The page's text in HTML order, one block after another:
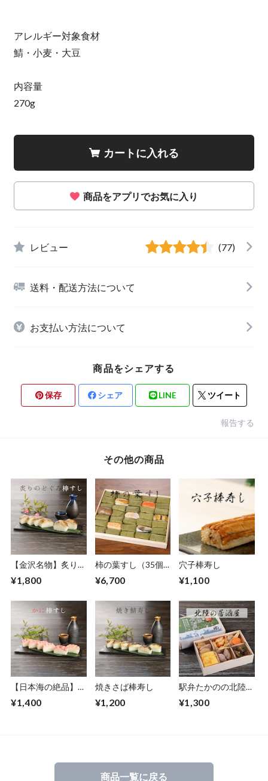
アレルギー対象食材
鯖・小麦・大豆
内容量
270g
カートに入れる
商品をアプリでお気に入り
レビュー (77)
送料・配送方法について
お支払い方法について
商品をシェアする
保存 シェア LINE ツイート
報告する
その他の商品
【金沢名物】炙りの
し／寿司／鮨）
¥1,800
柿の葉すし（35個
能登牛・サバ・紅
子）【鮨／押寿し／
寿司】木箱 最新冷
凍技術
¥6,700
穴子棒寿し
¥1,100
【日本海の絶品】蟹
司／鮨）
¥1,400
焼きさば棒寿し
¥1,200
駅弁たかのの北陸居
¥1,300
商品一覧に戻る